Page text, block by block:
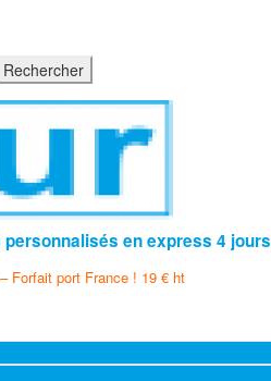
en express 4 jours
Forfait port France ! 19 € ht